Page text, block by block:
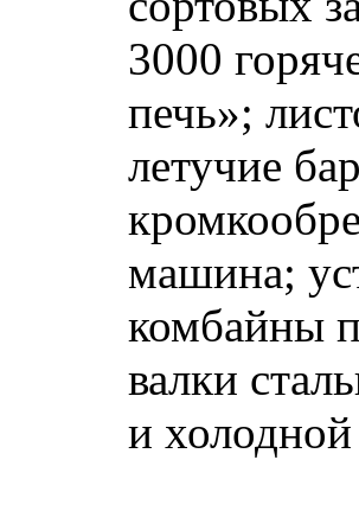
3000
печь»;
летучие
машина;
комбайны
валки
и